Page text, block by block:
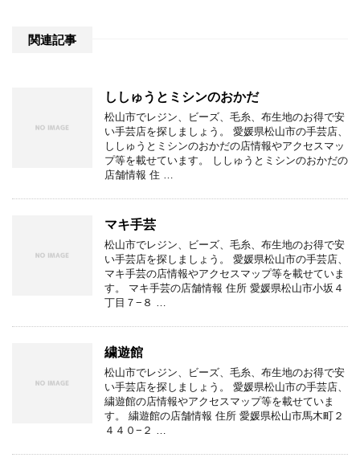
関連記事
ししゅうとミシンのおかだ
松山市でレジン、ビーズ、毛糸、布生地のお得で安
い手芸店を探しましょう。 愛媛県松山市の手芸店、
ししゅうとミシンのおかだの店情報やアクセスマッ
プ等を載せています。 ししゅうとミシンのおかだの
店舗情報 住 …
マキ手芸
松山市でレジン、ビーズ、毛糸、布生地のお得で安
い手芸店を探しましょう。 愛媛県松山市の手芸店、
マキ手芸の店情報やアクセスマップ等を載せていま
す。 マキ手芸の店舗情報 住所 愛媛県松山市小坂４
丁目７−８ …
繍遊館
松山市でレジン、ビーズ、毛糸、布生地のお得で安
い手芸店を探しましょう。 愛媛県松山市の手芸店、
繍遊館の店情報やアクセスマップ等を載せていま
す。 繍遊館の店舗情報 住所 愛媛県松山市馬木町２
４４０−２ …